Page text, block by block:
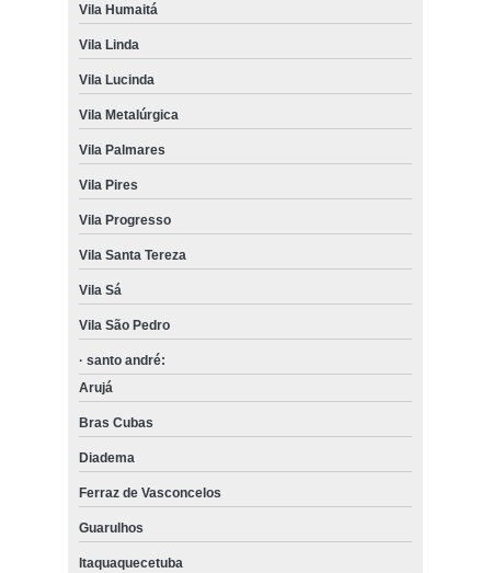
Vila Humaitá
Vila Linda
Vila Lucinda
Vila Metalúrgica
Vila Palmares
Vila Pires
Vila Progresso
Vila Santa Tereza
Vila Sá
Vila São Pedro
· santo andré:
Arujá
Bras Cubas
Diadema
Ferraz de Vasconcelos
Guarulhos
Itaquaquecetuba